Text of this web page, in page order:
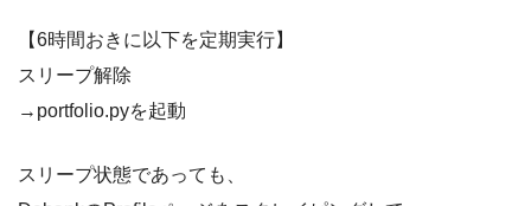
【6時間おきに以下を定期実行】
スリープ解除
→portfolio.pyを起動
スリープ状態であっても、